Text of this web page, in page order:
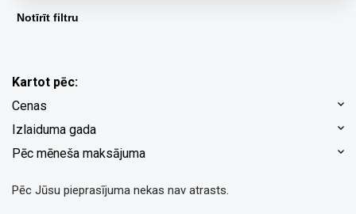
Kartot pēc:
Cenas
Izlaiduma gada
Pēc mēneša maksājuma
Pēc Jūsu pieprasījuma nekas nav atrasts.